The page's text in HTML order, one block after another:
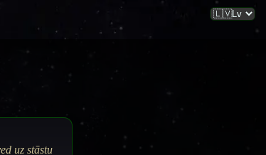
uz stāstu